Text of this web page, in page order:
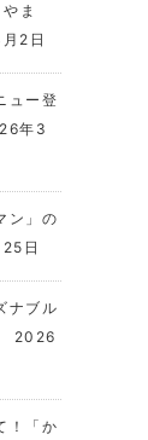
ま
2日
ュー登
年3
ン」の
日
ナブル
2026
！「か